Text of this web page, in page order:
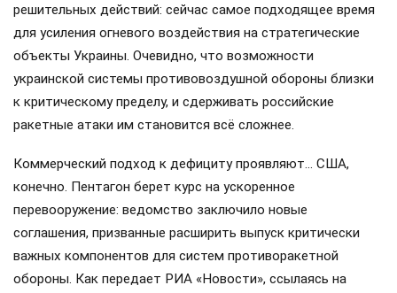
решительных действий: сейчас самое подходящее время
для усиления огневого воздействия на стратегические
объекты Украины. Очевидно, что возможности
украинской системы противовоздушной обороны близки
к критическому пределу, и сдерживать российские
ракетные атаки им становится всё сложнее.
Коммерческий подход к дефициту проявляют… США,
конечно. Пентагон берет курс на ускоренное
перевооружение: ведомство заключило новые
соглашения, призванные расширить выпуск критически
важных компонентов для систем противоракетной
обороны. Как передает РИА «Новости», ссылаясь на